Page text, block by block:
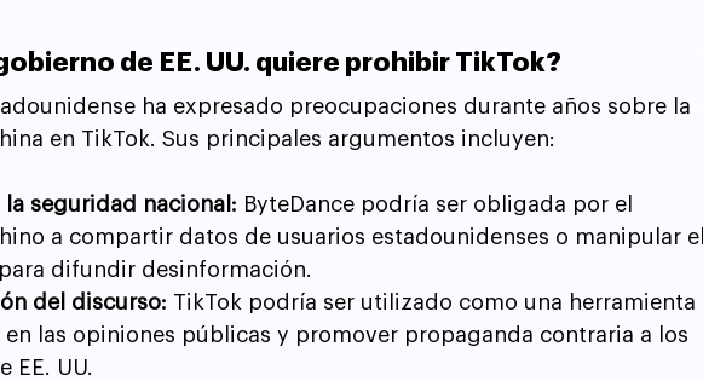
de EE. UU. quiere prohibir TikTok?
ha expresado preocupaciones durante años sobre la
en TikTok. Sus principales argumentos incluyen:
la seguridad nacional: ByteDance podría ser obligada por el
a compartir datos de usuarios estadounidenses o manipular el
difundir desinformación.
del discurso: TikTok podría ser utilizado como una herramienta
las opiniones públicas y promover propaganda contraria a los
EE. UU.